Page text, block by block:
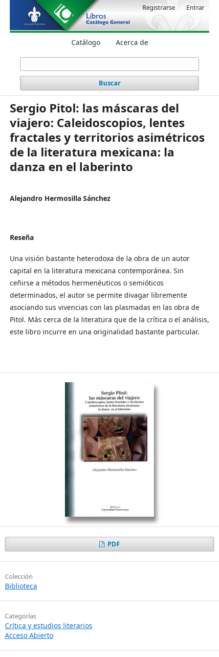
Catálogo Acerca de
Buscar
Registrarse Entrar
Sergio Pitol: las máscaras del
viajero: Caleidoscopios, lentes
fractales y territorios asimétricos
de la literatura mexicana: la
danza en el laberinto
Alejandro Hermosilla Sánchez
Reseña
Una visión bastante heterodoxa de la obra de un autor
capital en la literatura mexicana contemporánea. Sin
ceñirse a métodos hermenéuticos o semióticos
determinados, el autor se permite divagar libremente
asociando sus vivencias con las plasmadas en las obra de
Pitol. Más cerca de la literatura que de la crítica o el análisis,
este libro incurre en una originalidad bastante particular.
PDF
Colección
Biblioteca
Categorías
Crítica y estudios literarios
Acceso Abierto